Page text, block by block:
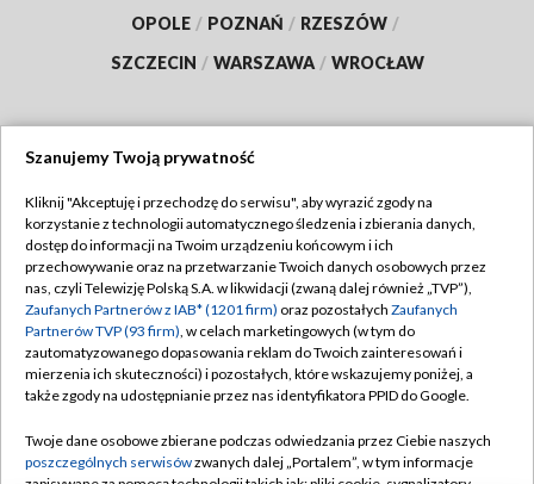
OPOLE / POZNAŃ / RZESZÓW /
SZCZECIN / WARSZAWA / WROCŁAW
TVP
Abonament TVP
Emisja w TVP
Centrum informacji TVP
Naziemna Telewizja Cyfrowa
Rada Programowa
Regulamin TVP
Polityka prywatności
Moje zgody
Pomoc
Kontakt
Szanujemy Twoją prywatność
Kliknij "Akceptuję i przechodzę do serwisu", aby wyrazić zgody na
korzystanie z technologii automatycznego śledzenia i zbierania danych,
dostęp do informacji na Twoim urządzeniu końcowym i ich
przechowywanie oraz na przetwarzanie Twoich danych osobowych przez
nas, czyli Telewizję Polską S.A. w likwidacji (zwaną dalej również „TVP”),
Zaufanych Partnerów z IAB* (1201 firm) oraz pozostałych Zaufanych
Partnerów TVP (93 firm), w celach marketingowych (w tym do
zautomatyzowanego dopasowania reklam do Twoich zainteresowań i
mierzenia ich skuteczności) i pozostałych, które wskazujemy poniżej, a
także zgody na udostępnianie przez nas identyfikatora PPID do Google.
Twoje dane osobowe zbierane podczas odwiedzania przez Ciebie naszych
poszczególnych serwisówzwanych dalej „Portalem”, w tym informacje